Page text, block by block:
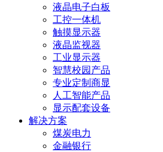
液晶电子白板
工控一体机
触摸显示器
液晶监视器
工业显示器
智慧校园产品
专业定制商显
人工智能产品
显示配套设备
解决方案
煤炭电力
金融银行